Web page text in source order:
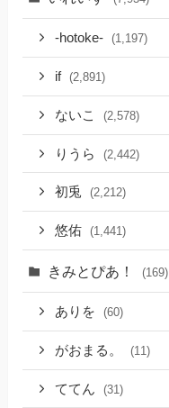
-hotoke- (1,197)
if (2,891)
ないこ (2,578)
りうら (2,442)
初兎 (2,212)
悠佑 (1,441)
きみとぴあ！ (169)
ありを (60)
がおまる。 (11)
ててん (31)